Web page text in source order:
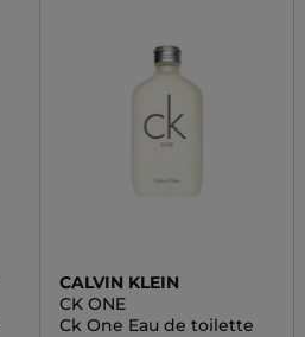
CALVIN KLEIN
CK ONE
Ck One Eau de toilette